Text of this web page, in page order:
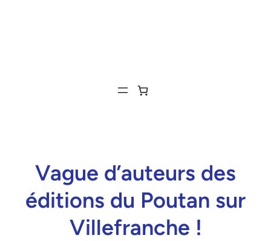
Vague d’auteurs des
éditions du Poutan sur
Villefranche !